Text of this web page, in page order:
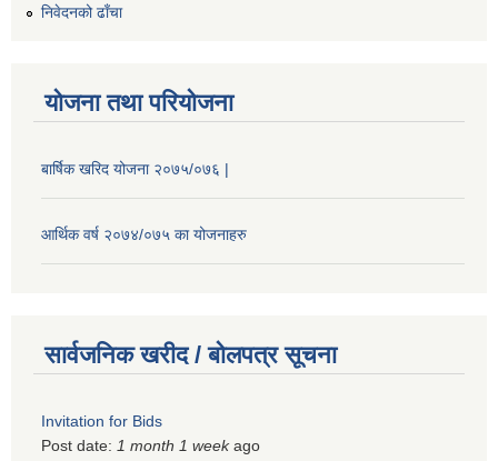
निवेदनको ढाँचा
योजना तथा परियोजना
बार्षिक खरिद योजना २०७५/०७६ |
आर्थिक वर्ष २०७४/०७५ का योजनाहरु
सार्वजनिक खरीद / बोलपत्र सूचना
Invitation for Bids
Post date: 1 month 1 weekago